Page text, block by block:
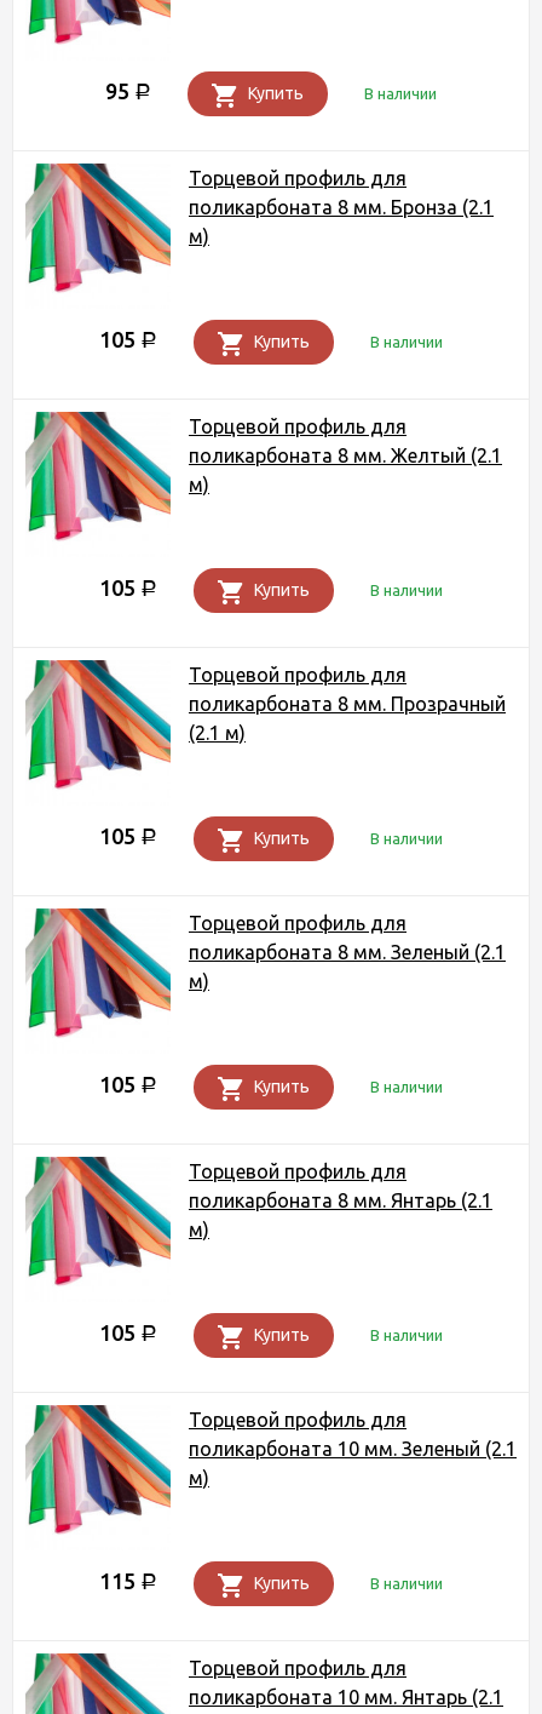
95 Р Купить В наличии
Торцевой профиль для
поликарбоната 8 мм. Бронза (2.1
м)
105 Р Купить В наличии
Торцевой профиль для
поликарбоната 8 мм. Желтый (2.1
м)
105 Р Купить В наличии
Торцевой профиль для
поликарбоната 8 мм. Прозрачный
(2.1 м)
105 Р Купить В наличии
Торцевой профиль для
поликарбоната 8 мм. Зеленый (2.1
м)
105 Р Купить В наличии
Торцевой профиль для
поликарбоната 8 мм. Янтарь (2.1
м)
105 Р Купить В наличии
Торцевой профиль для
поликарбоната 10 мм. Зеленый (2.1
м)
115 Р Купить В наличии
Торцевой профиль для
поликарбоната 10 мм. Янтарь (2.1